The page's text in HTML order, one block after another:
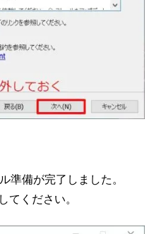
準備が完了しました。
てください。